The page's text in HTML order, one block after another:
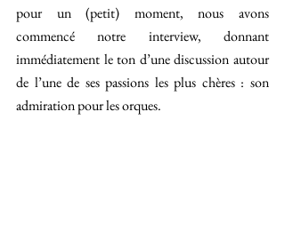
pour un (petit) moment, nous avons
commencé notre interview, donnant
immédiatement le ton d’une discussion autour
de l’une de ses passions les plus chères : son
admiration pour les orques.